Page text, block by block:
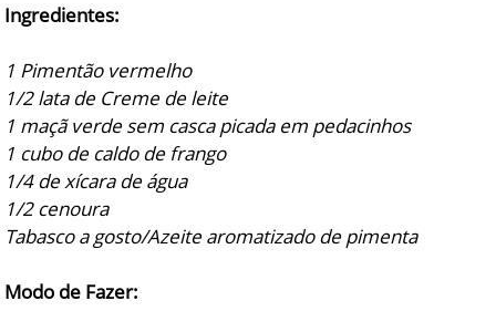
Ingredientes:
1 Pimentão vermelho
1/2 lata de Creme de leite
1 maçã verde sem casca picada em pedacinhos
1 cubo de caldo de frango
1/4 de xícara de água
1/2 cenoura
Tabasco a gosto/Azeite aromatizado de pimenta
Modo de Fazer: